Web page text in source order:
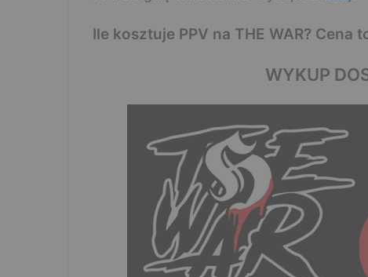
Ile kosztuje PPV na THE WAR? Cena
WYKUP